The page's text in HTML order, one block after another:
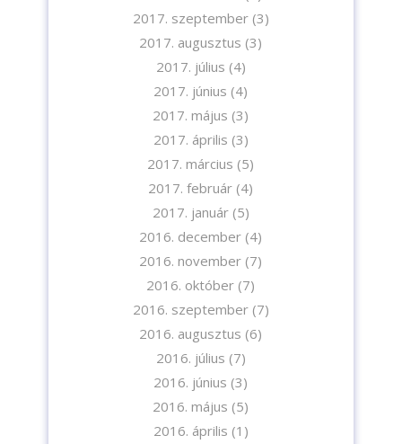
2017. szeptember(3)
2017. augusztus (3)
2017. július (4)
2017. június (4)
2017. május (3)
2017. április (3)
2017. március (5)
2017. február (4)
2017. január(5)
2016. december (4)
2016. november (7)
2016. október (7)
2016. szeptember(7)
2016. augusztus (6)
2016. július (7)
2016. június (3)
2016. május (5)
2016. április (1)